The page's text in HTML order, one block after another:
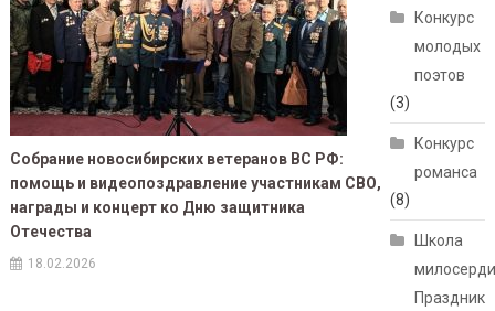
Собрание новосибирских ветеранов ВС РФ:
помощь и видеопоздравление участникам СВО,
награды и концерт ко Дню защитника
Отечества
18.02.2026
Конкурс
молодых
поэтов
(3)
Конкурс
романса
(8)
Школа
Праздник